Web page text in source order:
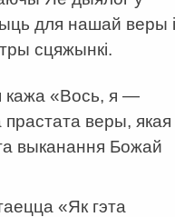
для нашай веры і
сцяжынкі.
кажа «Вось, я —
веры, якая
выканання Божай
«Як гэта